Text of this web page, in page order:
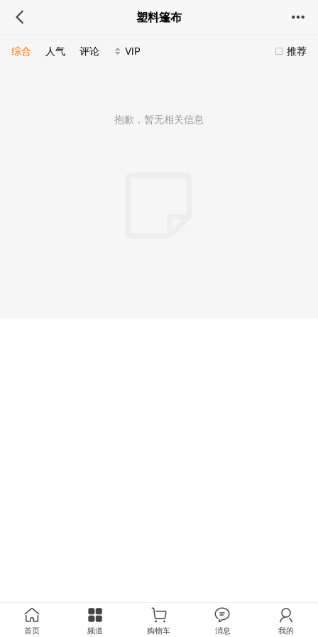
塑料篷布
推荐
综合 人气 评论 VIP
抱歉，暂无相关信息
首页 频道 购物车 消息 我的